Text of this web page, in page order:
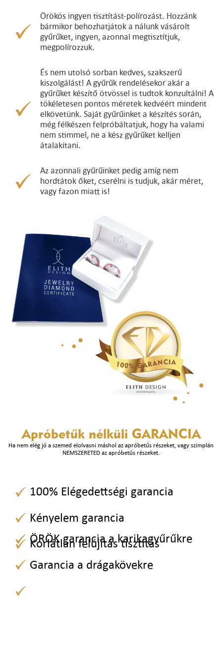
Örökös ingyen tisztítást-polírozást. Hozzánk
bármikor behozhatjátok a nálunk vásárolt
gyűrűket, ingyen, azonnal megtisztítjuk,
megpolírozzuk.
És nem utolsó sorban kedves, szakszerű
kiszolgálást! A gyűrűk rendelésekor akár a
gyűrűket készítő ötvössel is tudtok konzultálni! A
tökéletesen pontos méretek kedvéért mindent
elkövetünk. Saját gyűrűinket a készítés során,
még félkészen felpróbáltatjuk, hogy ha valami
nem stimmel, ne a kész gyűrűket kelljen
átalakítani.
Az azonnali gyűrűinket pedig amíg nem
hordtátok őket, cserélni is tudjuk, akár méret,
vagy fazon miatt is!
Apróbetűk nélküli GARANCIA
Ha nem elég jó a szemed elolvasni máshol az apróbetűs részeket, vagy szimplán
NEMSZERETED az apróbetűs részeket.
100% Elégedettségi garancia
Kényelem garancia
Korlátlan felújítás tisztítás
ÖRÖK garancia a karikagyűrűkre
Garancia a drágakövekre